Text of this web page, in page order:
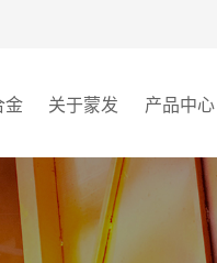
金 关于蒙发 产品中心